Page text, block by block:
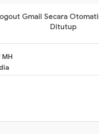
Gmail Secara
Ditutup